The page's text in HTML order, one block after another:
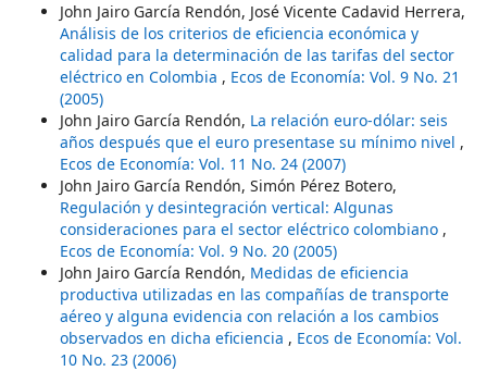
John Jairo García Rendón, José Vicente Cadavid Herrera,
Análisis de los criterios de eficiencia económica y
calidad para la determinación de las tarifas del sector
eléctrico en Colombia , Ecos de Economía: Vol. 9 No. 21
(2005)
John Jairo García Rendón, La relación euro-dólar: seis
años después que el euro presentase su mínimo nivel ,
Ecos de Economía: Vol. 11 No. 24 (2007)
John Jairo García Rendón, Simón Pérez Botero,
Regulación y desintegración vertical: Algunas
consideraciones para el sector eléctrico colombiano ,
Ecos de Economía: Vol. 9 No. 20 (2005)
John Jairo García Rendón, Medidas de eficiencia
productiva utilizadas en las compañías de transporte
aéreo y alguna evidencia con relación a los cambios
observados en dicha eficiencia , Ecos de Economía: Vol.
10 No. 23 (2006)